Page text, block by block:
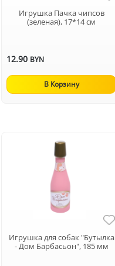
Игрушка Пачка чипсов
(зеленая), 17*14 см
12.90 BYN
В Корзину
Игрушка для собак "Бутылка
- Дом Барбасьон", 185 мм